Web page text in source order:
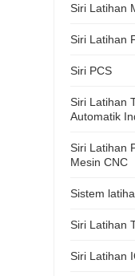
Siri Latihan
Siri Latihan
Siri PCS
Siri Latihan
Automatik
Siri Latihan
Mesin CNC
Sistem
Siri Latihan
Siri Latihan